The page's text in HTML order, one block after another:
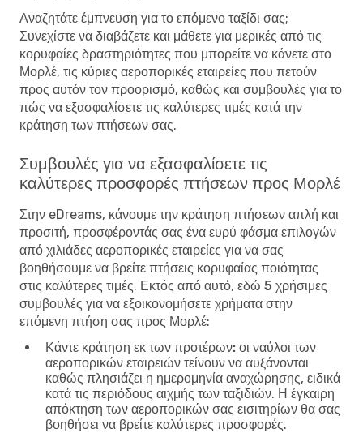
Αναζητάτε έμπνευση για το επόμενο ταξίδι σας;
Συνεχίστε να διαβάζετε και μάθετε για μερικές από τις
κορυφαίες δραστηριότητες που μπορείτε να κάνετε στο
Μορλέ, τις κύριες αεροπορικές εταιρείες που πετούν
προς αυτόν τον προορισμό, καθώς και συμβουλές για το
πώς να εξασφαλίσετε τις καλύτερες τιμές κατά την
κράτηση των πτήσεων σας.
Συμβουλές για να εξασφαλίσετε τις
καλύτερες προσφορές πτήσεων προς Μορλέ
Στην eDreams, κάνουμε την κράτηση πτήσεων απλή και
προσιτή, προσφέροντάς σας ένα ευρύ φάσμα επιλογών
από χιλιάδες αεροπορικές εταιρείες για να σας
βοηθήσουμε να βρείτε πτήσεις κορυφαίας ποιότητας
στις καλύτερες τιμές. Εκτός από αυτό, εδώ 5 χρήσιμες
συμβουλές για να εξοικονομήσετε χρήματα στην
επόμενη πτήση σας προς Μορλέ:
Κάντε κράτηση εκ των προτέρων: οι ναύλοι των
αεροπορικών εταιρειών τείνουν να αυξάνονται
καθώς πλησιάζει η ημερομηνία αναχώρησης, ειδικά
κατά τις περιόδους αιχμής των ταξιδιών. Η έγκαιρη
απόκτηση των αεροπορικών σας εισιτηρίων θα σας
βοηθήσει να βρείτε καλύτερες προσφορές.